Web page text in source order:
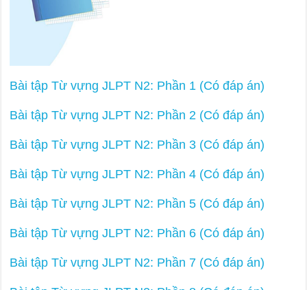
Bài tập Từ vựng JLPT N2: Phần 1 (Có đáp án)
Bài tập Từ vựng JLPT N2: Phần 2 (Có đáp án)
Bài tập Từ vựng JLPT N2: Phần 3 (Có đáp án)
Bài tập Từ vựng JLPT N2: Phần 4 (Có đáp án)
Bài tập Từ vựng JLPT N2: Phần 5 (Có đáp án)
Bài tập Từ vựng JLPT N2: Phần 6 (Có đáp án)
Bài tập Từ vựng JLPT N2: Phần 7 (Có đáp án)